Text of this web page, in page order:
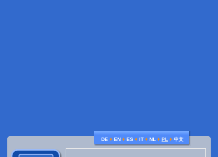
DE ♦ EN ♦ ES ♦ IT ♦ NL ♦ PL ♦ 中文